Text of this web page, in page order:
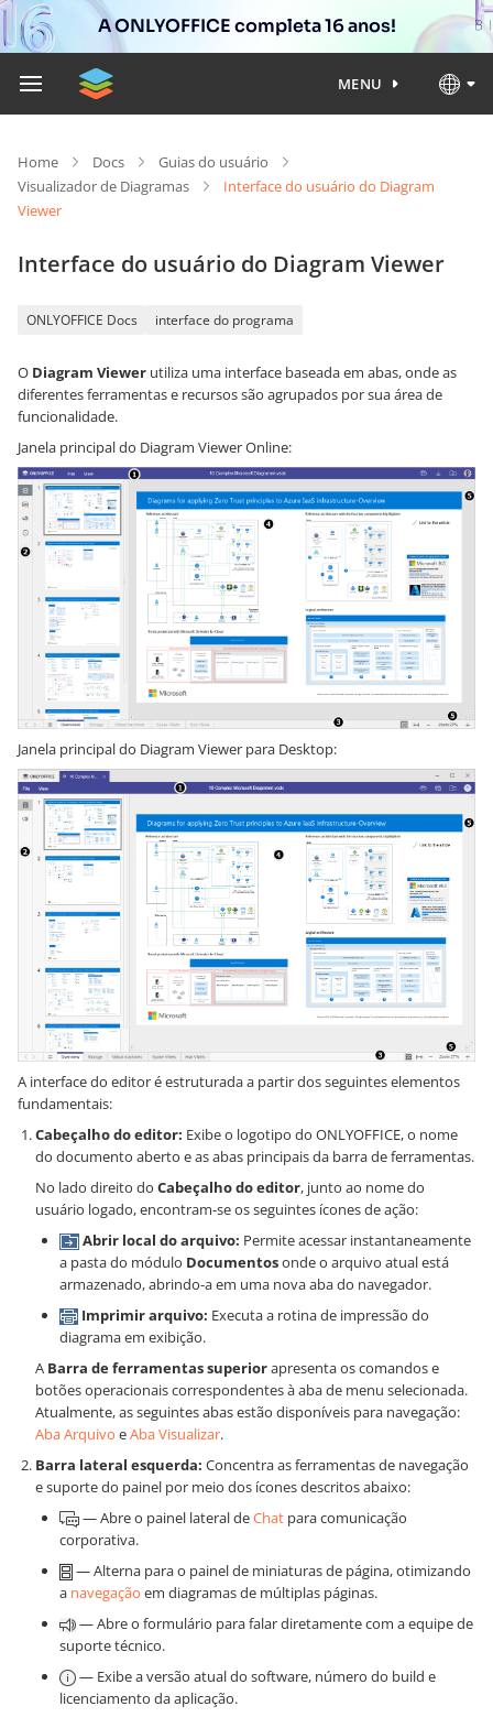
A ONLYOFFICE completa 16 anos!
MENU
Home Docs
Guias do usuário
Visualizador de Diagramas
Interface do usuário do Diagram
Viewer
Interface do usuário do Diagram Viewer
ONLYOFFICE Docs interface do programa
O Diagram Viewer utiliza uma interface baseada em abas, onde as
diferentes ferramentas e recursos são agrupados por sua área de
funcionalidade.
Janela principal do Diagram Viewer Online:
Janela principal do Diagram Viewer para Desktop:
A interface do editor é estruturada a partir dos seguintes elementos
fundamentais:
Cabeçalho do editor: Exibe o logotipo do ONLYOFFICE, o nome
do documento aberto e as abas principais da barra de ferramentas.
No lado direito do Cabeçalho do editor, junto ao nome do
usuário logado, encontram-se os seguintes ícones de ação:
Abrir local do arquivo: Permite acessar instantaneamente
a pasta do módulo Documentosonde o arquivo atual está
armazenado, abrindo-a em uma nova aba do navegador.
Imprimir arquivo: Executa a rotina de impressão do
diagrama em exibição.
A Barra de ferramentas superiorapresenta os comandos e
botões operacionais correspondentes à aba de menu selecionada.
Atualmente, as seguintes abas estão disponíveis para navegação:
Aba Arquivo eAba Visualizar.
Barra lateral esquerda: Concentra as ferramentas de navegação
e suporte do painel por meio dos ícones descritos abaixo:
— Abre o painel lateral deChat para comunicação
corporativa.
— Alterna para o painel de miniaturas de página, otimizando
a navegação em diagramas de múltiplas páginas.
— Abre o formulário para falar diretamente com a equipe de
suporte técnico.
— Exibe a versão atual do software, número do build e
licenciamento da aplicação.